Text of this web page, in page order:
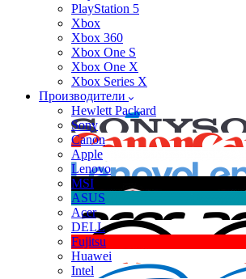
PlayStation 5
Xbox
Xbox 360
Xbox One S
Xbox One X
Xbox Series X
Производители
Hewlett Packard
Sony
Canon
Apple
Lenovo
MSI
ASUS
Acer
DELL
Fujitsu
Huawei
Intel